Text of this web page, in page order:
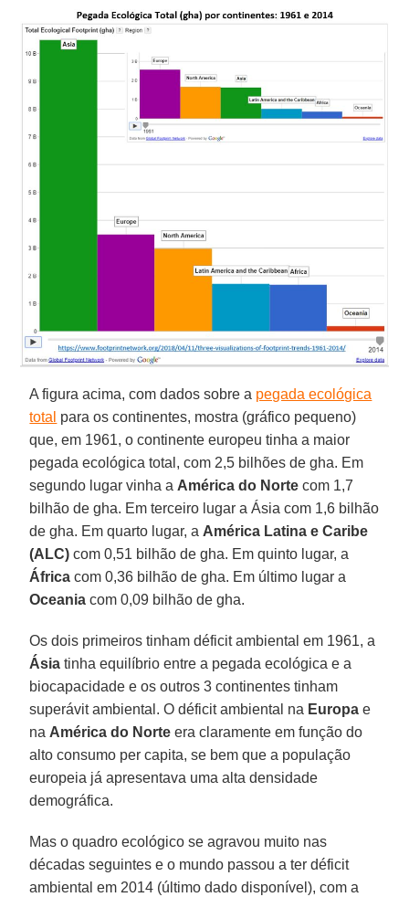
A figura acima, com dados sobre a pegada ecológica
total para os continentes, mostra (gráfico pequeno)
que, em 1961, o continente europeu tinha a maior
pegada ecológica total, com 2,5 bilhões de gha. Em
segundo lugar vinha aAmérica do Norte com 1,7
bilhão de gha. Em terceiro lugar a Ásia com 1,6 bilhão
de gha. Em quarto lugar, aAmérica Latina e Caribe
(ALC) com 0,51 bilhão de gha. Em quinto lugar, a
África com 0,36 bilhão de gha. Em último lugar a
Oceania com 0,09 bilhão de gha.
Os dois primeiros tinham déficit ambiental em 1961, a
Ásia tinha equilíbrio entre a pegada ecológica e a
biocapacidade e os outros 3 continentes tinham
superávit ambiental. O déficit ambiental na Europa e
naAmérica do Norte era claramente em função do
alto consumo per capita, se bem que a população
europeia já apresentava uma alta densidade
demográfica.
Mas o quadro ecológico se agravou muito nas
décadas seguintes e o mundo passou a ter déficit
ambiental em 2014 (último dado disponível), com a